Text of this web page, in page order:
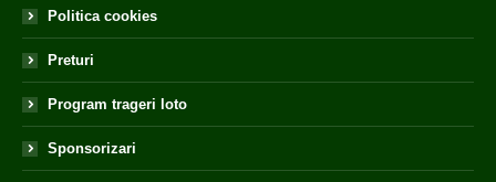
Politica cookies
Preturi
Program trageri loto
Sponsorizari